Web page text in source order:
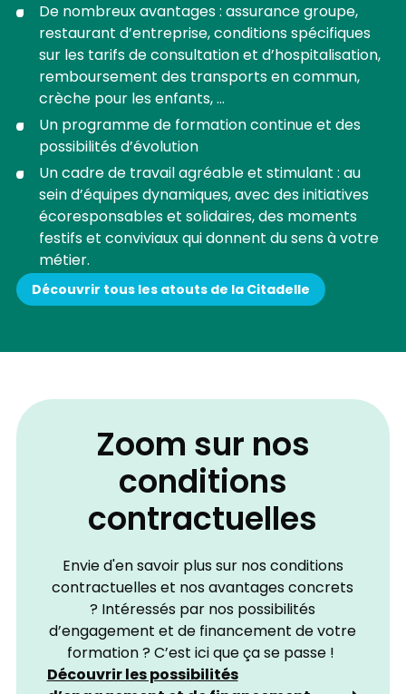
De nombreux avantages : assurance groupe,
restaurant d’entreprise, conditions spécifiques
sur les tarifs de consultation et d’hospitalisation,
remboursement des transports en commun,
crèche pour les enfants, ...
Un programme de formation continue et des
possibilités d’évolution
Un cadre de travail agréable et stimulant : au
sein d’équipes dynamiques, avec des initiatives
écoresponsables et solidaires, des moments
festifs et conviviaux qui donnent du sens à votre
métier.
Découvrir tous les atouts de la Citadelle
Zoom sur nos
conditions
contractuelles
Envie d'en savoir plus sur nos conditions
contractuelles et nos avantages concrets
? Intéressés par nos possibilités
d’engagement et de financement de votre
formation ? C’est ici que ça se passe !
Découvrir les possibilités